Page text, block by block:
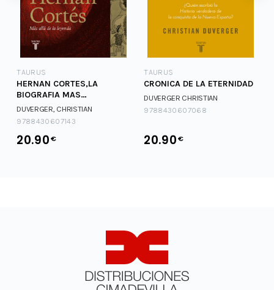
TAURUS
HERNAN CORTES,LA
BIOGRAFIA MAS
REVELADORA
DUVERGER, CHRISTIAN
9788430607143
20.90€
TAURUS
CRONICA DE LA ETERNIDAD
DUVERGER CHRISTIAN
9788430607068
20.90€